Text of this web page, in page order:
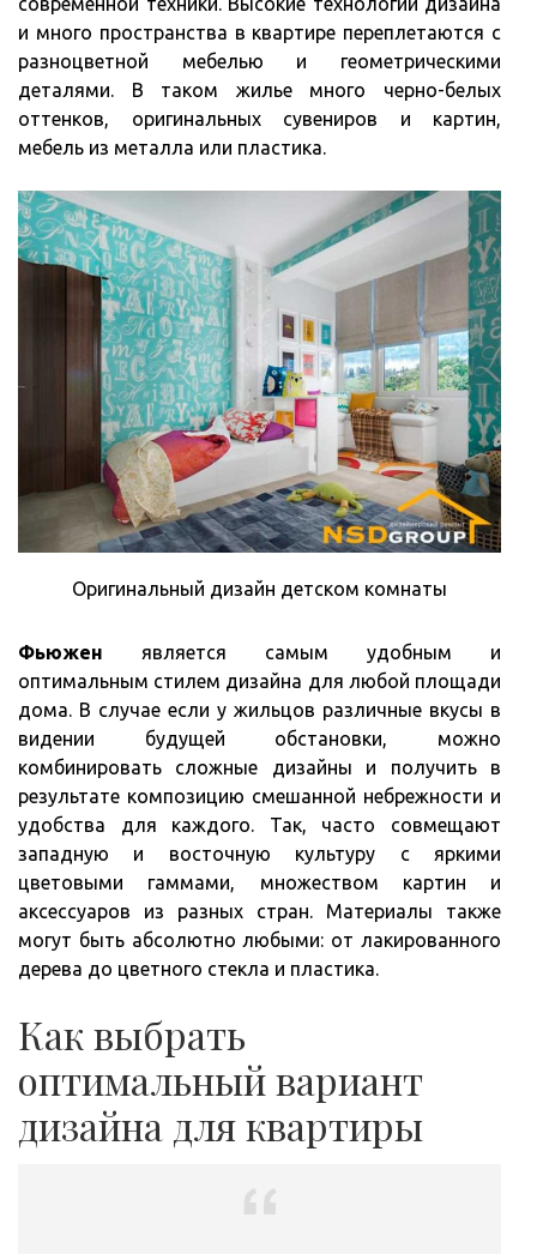
и много пространства в квартире переплетаются с
разноцветной мебелью и геометрическими
деталями. В таком жилье много черно-белых
оттенков, оригинальных сувениров и картин,
мебель из металла или пластика.
Оригинальный дизайн детском комнаты
Фьюжен является самым удобным и
оптимальным стилем дизайна для любой площади
дома. В случае если у жильцов различные вкусы в
видении будущей обстановки, можно
комбинировать сложные дизайны и получить в
результате композицию смешанной небрежности и
удобства для каждого. Так, часто совмещают
западную и восточную культуру с яркими
цветовыми гаммами, множеством картин и
аксессуаров из разных стран. Материалы также
могут быть абсолютно любыми: от лакированного
дерева до цветного стекла и пластика.
Как выбрать
оптимальный вариант
дизайна для квартиры